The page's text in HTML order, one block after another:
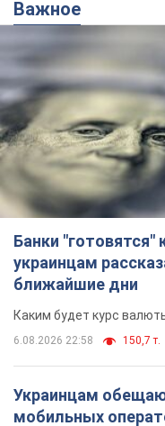
украинцам
ближайшие дни
Каким будет курс
6.08.2026 22:58 150,7 т.
Украинцам
мобильных
этими
Как не попасть в
6.08.2026 21:02 15,5 т.
Самый дорогой
"Динамо" забил
10-й минуте матча.
Поединок проходит в
6.08.2026 20:48 6,6 т.